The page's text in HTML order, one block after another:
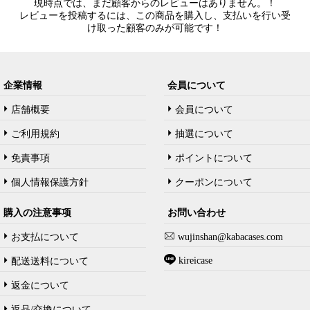
現時点では、まだ顧客からのレビューはありません。！
レビューを投稿するには、この商品を購入し、支払いを行い受
け取った顧客のみが可能です！
企業情報
店舗概要
ご利用規約
免責事項
個人情報保護方針
会員について
会員について
抽選について
ポイントについて
クーポンについて
購入の注意事项
お支払について
配送送料について
返金について
お問い合わせ
wujinshan@kabacases.com
kireicase